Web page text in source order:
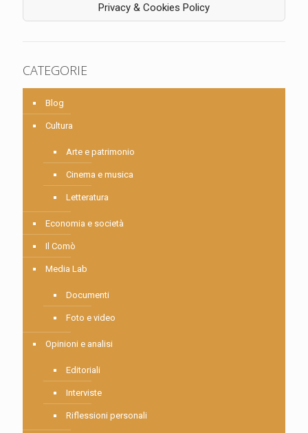
Privacy & Cookies Policy
CATEGORIE
Blog
Cultura
Arte e patrimonio
Cinema e musica
Letteratura
Economia e società
Il Comò
Media Lab
Documenti
Foto e video
Opinioni e analisi
Editoriali
Interviste
Riflessioni personali